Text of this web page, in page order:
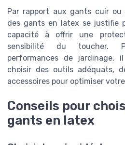
Par rapport aux gants cuir
des gants en latex se justifie
capacité à offrir une
sensibilité du toucher.
performances de jardinage,
choisir des outils adéquats,
accessoires pour optimiser
Conseils pour
gants en latex